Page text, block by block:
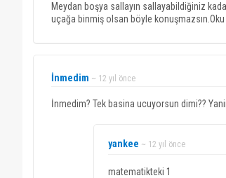
Meydan boşya sallayın sallayabildiğiniz
uçağa binmiş olsan böyle
İnmedim ~ 12 yıl önce
İnmedim? Tek basina ucuyorsun dimi??
yankee ~ 12 yıl önce
matematikteki 1